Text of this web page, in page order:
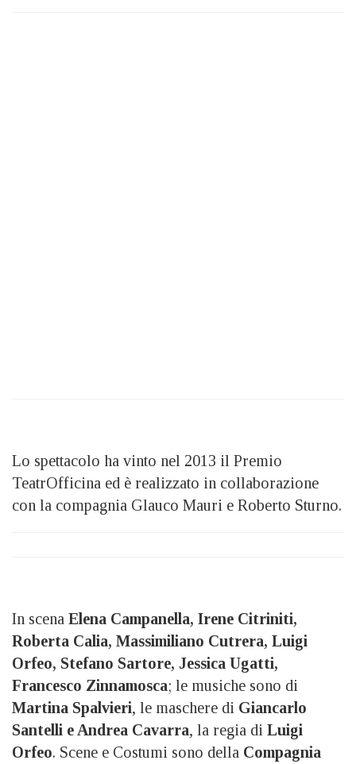
Lo spettacolo ha vinto nel 2013 il Premio
TeatrOfficina ed è realizzato in collaborazione
con la compagnia Glauco Mauri e Roberto Sturno.
In scena Elena Campanella, Irene Citriniti,
Roberta Calia, Massimiliano Cutrera, Luigi
Orfeo, Stefano Sartore, Jessica Ugatti,
Francesco Zinnamosca; le musiche sono di
Martina Spalvieri, le maschere di Giancarlo
Santelli e Andrea Cavarra, la regia di Luigi
Orfeo. Scene e Costumi sono della Compagnia